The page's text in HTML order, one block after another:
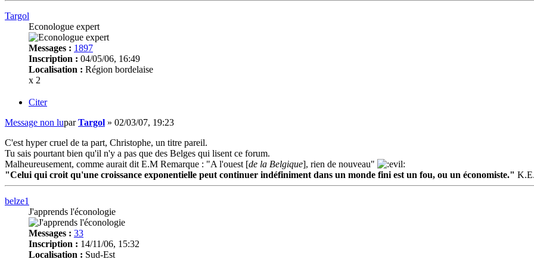
Targol
Econologue expert
Messages : 1897
Inscription : 04/05/06, 16:49
Localisation : Région bordelaise
x 2
Citer
Message non luparTargol » 02/03/07, 19:23
C'est hyper cruel de ta part, Christophe, un titre pareil.
Tu sais pourtant bien qu'il n'y a pas que des Belges qui lisent ce forum.
Malheureusement, comme aurait dit E.M Remarque : "A l'ouest [de la Belgique], rien de nouveau"
"Celui qui croit qu'une croissance exponentielle peut continuer indéfiniment dans un monde fini est un fou, ou un économiste."
belze1
J'apprends l'éconologie
Messages : 33
Inscription : 14/11/06, 15:32
Localisation : Sud-Est